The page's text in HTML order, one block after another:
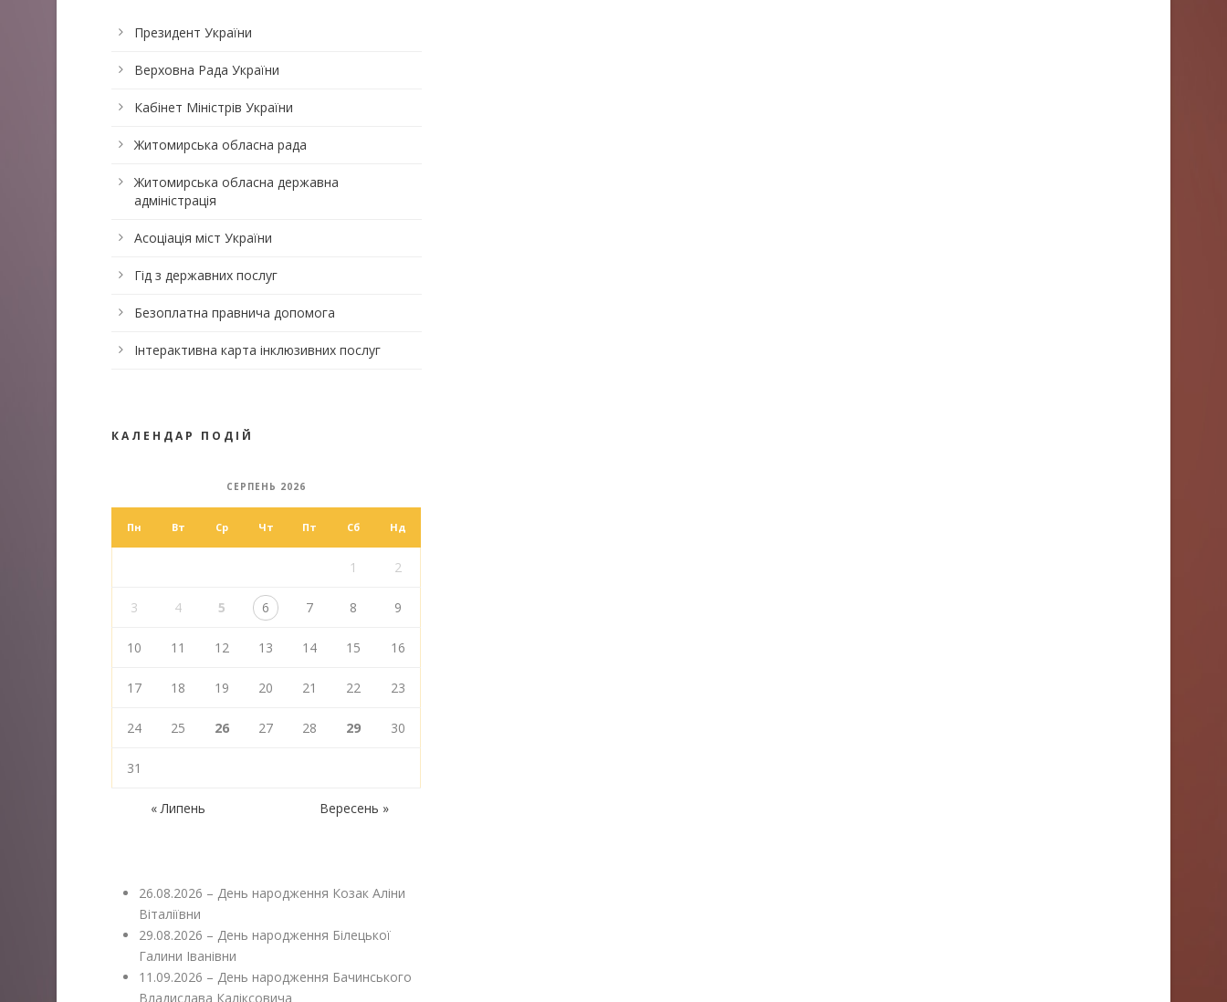
Президент України
Верховна Рада України
Кабінет Міністрів України
Житомирська обласна рада
Житомирська обласна державна
адміністрація
Асоціація міст України
Гід з державних послуг
Безоплатна правнича допомога
Інтерактивна карта інклюзивних послуг
КАЛЕНДАР ПОДІЙ
СЕРПЕНЬ 2026
Пн Вт Ср Чт Пт Сб Нд
1 2
3 4 5 6 7 8 9
10 11 12 13 14 15 16
17 18 19 20 21 22 23
24 25 26 27 28 29 30
31
« Липень Вересень »
26.08.2026 – День народження Козак Аліни
Віталіївни
29.08.2026 – День народження Білецької
Галини Іванівни
11.09.2026 – День народження Бачинського
Владислава Каліксовича